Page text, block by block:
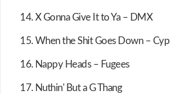
14. X Gonna Give It to Ya – DMX
15. When the Shit Goes Down –
16. Nappy Heads – Fugees
17. Nuthin' But a G Thang